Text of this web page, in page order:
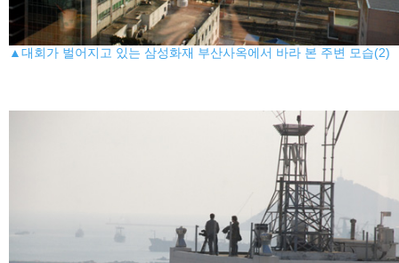
▲대회가 벌어지고 있는 삼성화재 부산사옥에서 바라 본 주변 모습(2)